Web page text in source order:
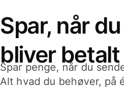
Spar, når
bliver betalt
Spar penge, når du
Alt hvad du behøver, på